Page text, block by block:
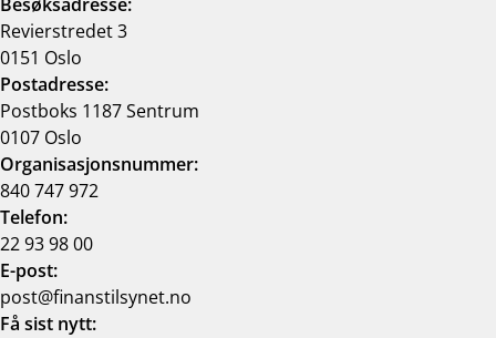
Revierstredet 3
0151 Oslo
Postadresse:
Postboks 1187 Sentrum
0107 Oslo
Organisasjonsnummer:
840 747 972
Telefon:
22 93 98 00
E-post:
post@finanstilsynet.no
Få sist nytt: